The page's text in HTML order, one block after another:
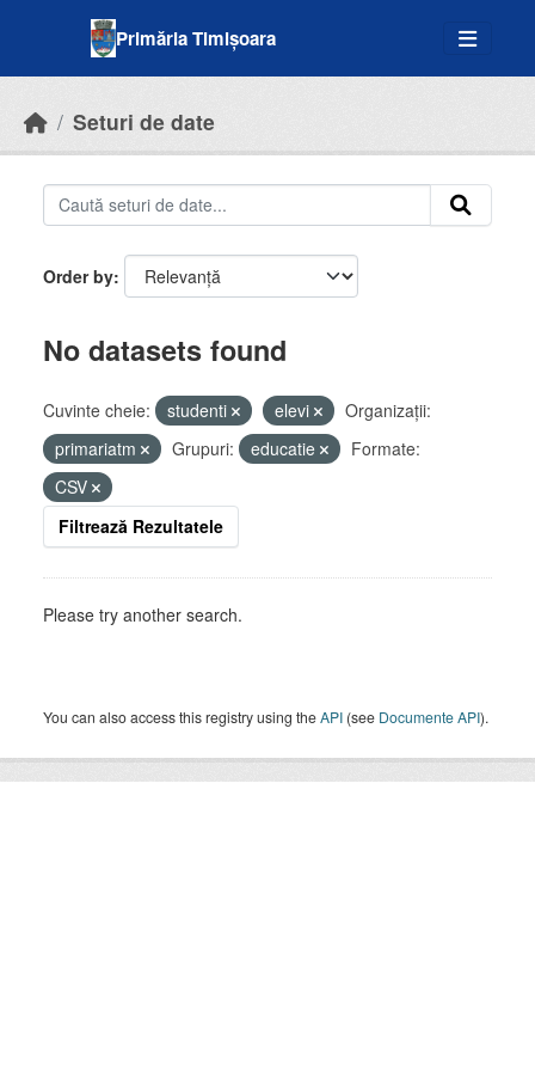
Primăria Timișoara
Seturi de date
Order by
No datasets found
Cuvinte cheie: studenti elevi
Organizații:
primariatm
Grupuri: educatie
Formate:
CSV
Filtrează Rezultatele
Please try another search.
You can also access this registry using theAPI (see Documente API).